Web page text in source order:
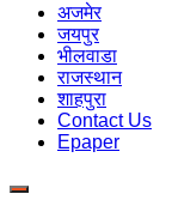
अजमेर
जयपुर
भीलवाडा
राजस्थान
शाहपुरा
Contact Us
Epaper